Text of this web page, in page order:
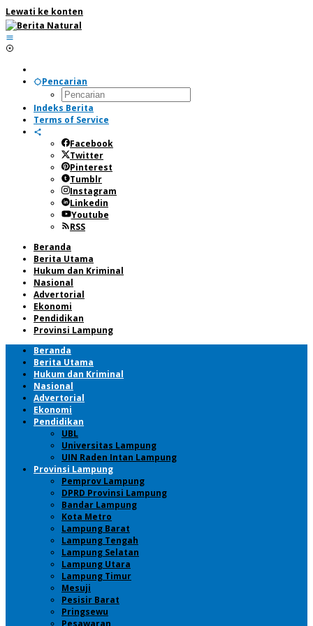
Lewati ke konten
Pencarian
Indeks Berita
Terms of Service
Facebook
Twitter
Pinterest
Tumblr
Instagram
Linkedin
Youtube
RSS
Beranda
Berita Utama
Hukum dan Kriminal
Nasional
Advertorial
Ekonomi
Pendidikan
Provinsi Lampung
Beranda
Berita Utama
Hukum dan Kriminal
Nasional
Advertorial
Ekonomi
Pendidikan
UBL
Universitas Lampung
UIN Raden Intan Lampung
Provinsi Lampung
Pemprov Lampung
DPRD Provinsi Lampung
Bandar Lampung
Kota Metro
Lampung Barat
Lampung Tengah
Lampung Selatan
Lampung Utara
Lampung Timur
Mesuji
Pesisir Barat
Pringsewu
Pesawaran